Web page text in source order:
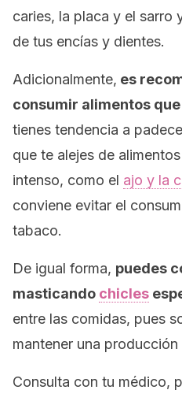
caries, la placa y el sarro
de tus encías y dientes.
Adicionalmente, es
consumir alimentos
tienes tendencia a
que te alejes de
intenso, como el ajo y la
conviene evitar el
tabaco.
De igual forma, puedes
masticando chicles
entre las comidas, pues
mantener una
Consulta con tu médico,